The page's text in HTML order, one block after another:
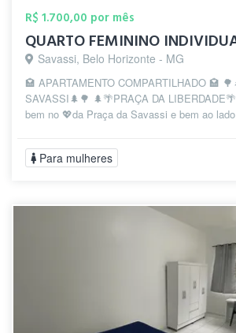
R$ 1.700,00 por mês
Savassi, Belo Horizonte - MG
🏩 APARTAMENTO COMPARTILHADO 🏩
SAVASSI🌲🌳 🌲🌴PRAÇA DA
bem no 💖da Praça da Savassi e bem ao
Para mulheres